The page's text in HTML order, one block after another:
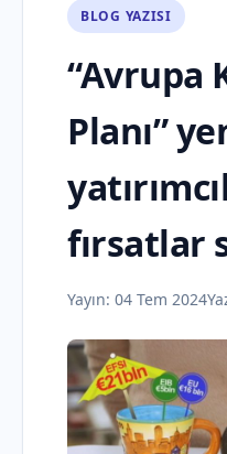
BLOG YAZISI
“Avrupa
Planı”
fırsatlar
Yayın: 04 Tem 2024